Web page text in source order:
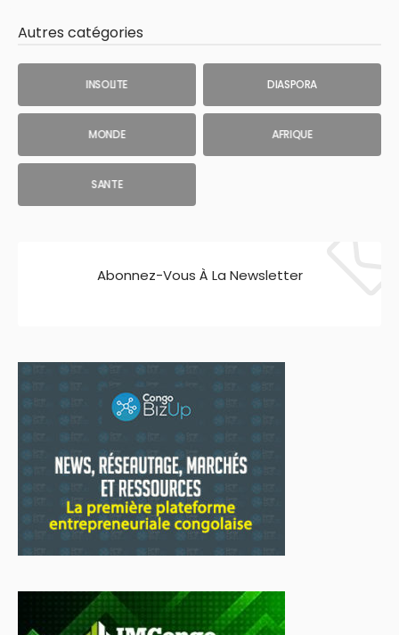
Autres catégories
INSOLITE DIASPORA
MONDE AFRIQUE
SANTE
Abonnez-Vous À La Newsletter